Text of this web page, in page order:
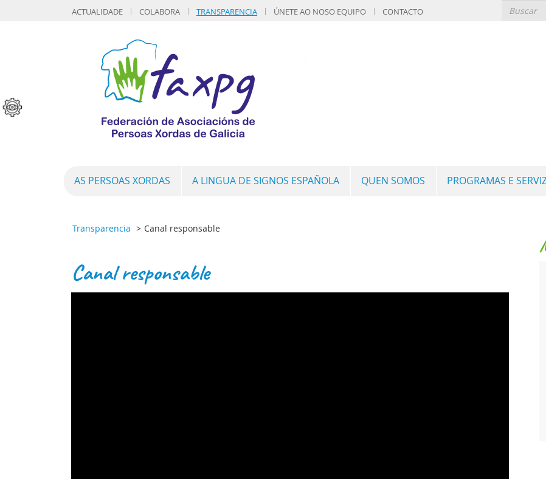
AS PERSOAS XORDAS A LINGUA DE SIGNOS ESPAÑOLA QUEN SOMOS PROGRAMAS E
ACTUALIDADE COLABORA TRANSPARENCIA ÚNETE AO NOSO EQUIPO CONTACTO
Transparencia Canal responsable
Canal responsable